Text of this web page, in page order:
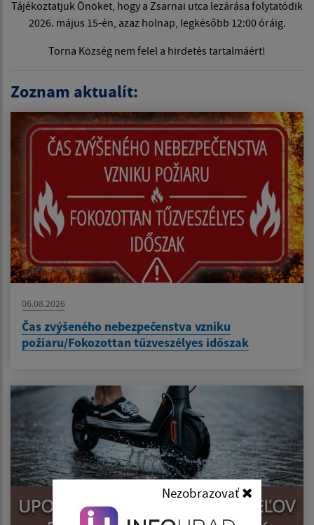
Nezobrazovať
Tájékoztatjuk Önöket, hogy a Zsarnai utca lezárása folytatódik
2026. május 15-én, azaz holnap, legkésőbb 12:00 óráig.
Torna Község nem felel a hirdetés tartalmáért!
Zoznam aktualít:
06.08.2026
Čas zvýšeného nebezpečenstva vzniku
požiaru/Fokozottan tűzveszélyes időszak